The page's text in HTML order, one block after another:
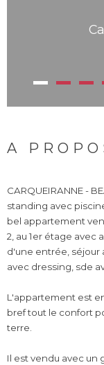
A
CARQUEIRANNE -
standing avec
bel appartement
2, au 1er étage
d'une entrée, séjour
avec dressing, sde
L'appartement est
bref tout le confort
terre.
Il est vendu avec un